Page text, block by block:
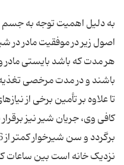
به دلیل اهمیت توجه به جسم
اصول زیر در موفقیت مادر
هر مدت که باشد بایستی
باشند و در مدت مرخصی تغذیه
تا علاوه بر تأمین برخی از
کافی وی، جریان شیر نیز برقرار
نزدیک خانه است بین ساعات